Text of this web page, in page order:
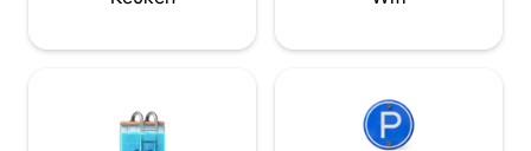
met het hele gezin. GPS-locatie: 8JVP
garanderen het is geweldig voor